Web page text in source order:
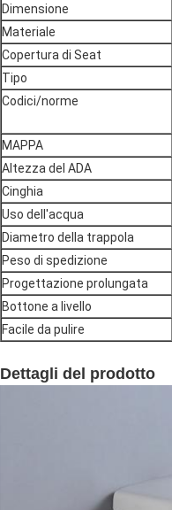
Dimensione
Materiale
Copertura di Seat
Tipo
Codici/norme
MAPPA
Altezza del ADA
Cinghia
Uso dell'acqua
Diametro della trappola
Peso di spedizione
Progettazione prolungata
Bottone a livello
Facile da pulire
Dettagli del prodotto